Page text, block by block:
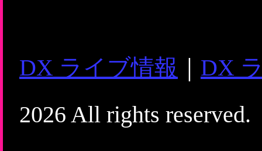
DX ライブ情報
DX
2026 All rights reserved.